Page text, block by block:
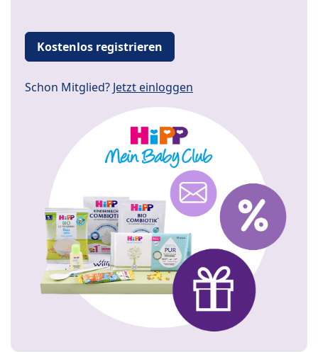
Kostenlos registrieren
Schon Mitglied? Jetzt einloggen